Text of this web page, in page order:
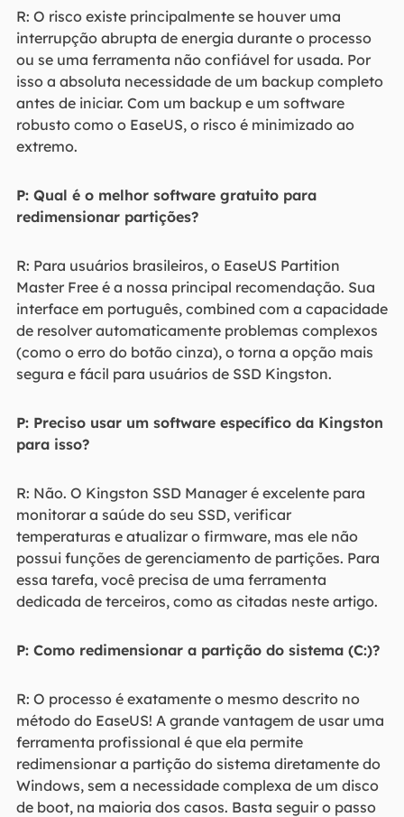
R: O risco existe principalmente se houver uma
interrupção abrupta de energia durante o processo
ou se uma ferramenta não confiável for usada. Por
isso a absoluta necessidade de um backup completo
antes de iniciar. Com um backup e um software
robusto como o EaseUS, o risco é minimizado ao
extremo.
P: Qual é o melhor software gratuito para
redimensionar partições?
R: Para usuários brasileiros, o EaseUS Partition
Master Free é a nossa principal recomendação. Sua
interface em português, combined com a capacidade
de resolver automaticamente problemas complexos
(como o erro do botão cinza), o torna a opção mais
segura e fácil para usuários de SSD Kingston.
P: Preciso usar um software específico da Kingston
para isso?
R: Não. O Kingston SSD Manager é excelente para
monitorar a saúde do seu SSD, verificar
temperaturas e atualizar o firmware, mas ele não
possui funções de gerenciamento de partições. Para
essa tarefa, você precisa de uma ferramenta
dedicada de terceiros, como as citadas neste artigo.
P: Como redimensionar a partição do sistema (C:)?
R: O processo é exatamente o mesmo descrito no
método do EaseUS! A grande vantagem de usar uma
ferramenta profissional é que ela permite
redimensionar a partição do sistema diretamente do
Windows, sem a necessidade complexa de um disco
de boot, na maioria dos casos. Basta seguir o passo